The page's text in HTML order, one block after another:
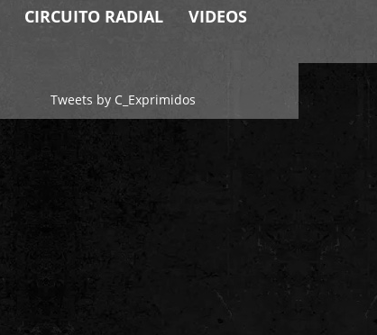
CIRCUITO RADIAL VIDEOS
Tweets by C_Exprimidos